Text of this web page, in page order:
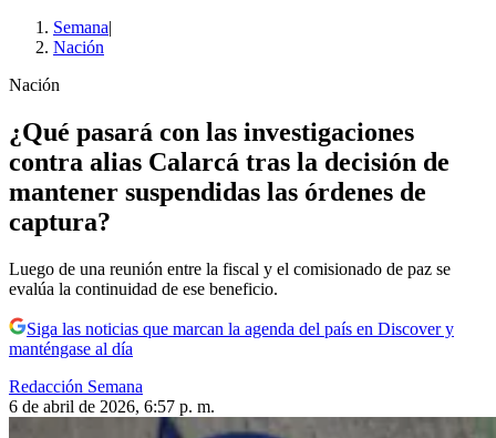
Semana|
Nación
Nación
¿Qué pasará con las investigaciones
contra alias Calarcá tras la decisión de
mantener suspendidas las órdenes de
captura?
Luego de una reunión entre la fiscal y el comisionado de paz se
evalúa la continuidad de ese beneficio.
Siga las noticias que marcan la agenda del país en Discover y
manténgase al día
Redacción Semana
6 de abril de 2026, 6:57 p. m.